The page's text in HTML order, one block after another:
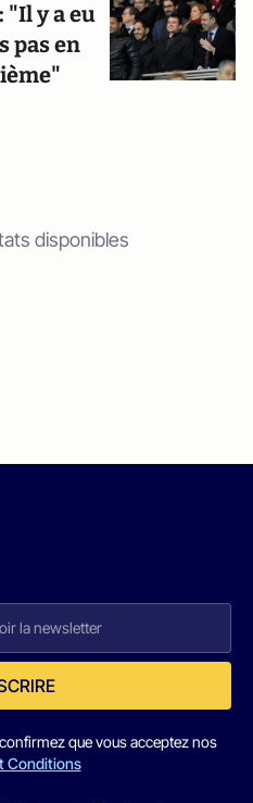
y a eu
pas en
disponibles
que vous acceptez nos
Conditions